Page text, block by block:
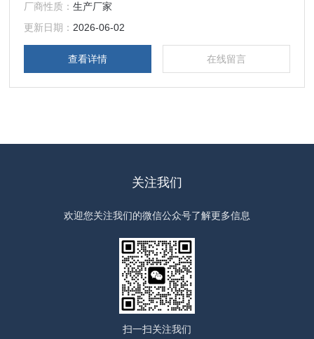
力强，最长输出线缆可达500米。广泛应用于环保、制药、食
品加工等多个领域，其Modbus RTU通讯协议支持远程设定与
校准，操作简便。
厂商性质：生产厂家
更新日期： 2026-06-02
查看详情 在线留言
关注我们
欢迎您关注我们的微信公众号了解更多信息
扫一扫关注我们